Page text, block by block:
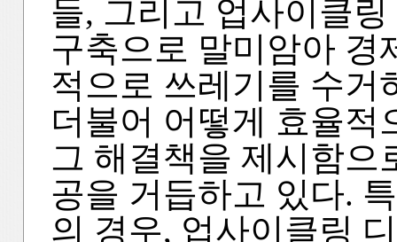
들, 그리고 업사이클
구축으로 말미암아 경
적으로 쓰레기를 수거
더불어 어떻게 효율적
그 해결책을 제시함으
공을 거듭하고 있다.
의 경우, 업사이클링